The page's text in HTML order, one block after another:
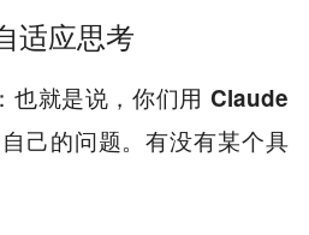
适应思考
也就是说，你们用 Claude
己的问题。有没有某个具